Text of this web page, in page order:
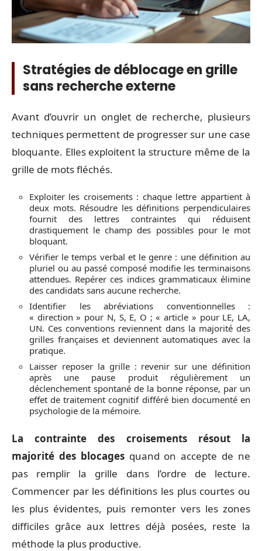
Stratégies de déblocage en grille
sans recherche externe
Avant d’ouvrir un onglet de recherche, plusieurs
techniques permettent de progresser sur une case
bloquante. Elles exploitent la structure même de la
grille de mots fléchés.
Exploiter les croisements : chaque lettre appartient à
deux mots. Résoudre les définitions perpendiculaires
fournit des lettres contraintes qui réduisent
drastiquement le champ des possibles pour le mot
bloquant.
Vérifier le temps verbal et le genre : une définition au
pluriel ou au passé composé modifie les terminaisons
attendues. Repérer ces indices grammaticaux élimine
des candidats sans aucune recherche.
Identifier les abréviations conventionnelles :
« direction » pour N, S, E, O ; « article » pour LE, LA,
UN. Ces conventions reviennent dans la majorité des
grilles françaises et deviennent automatiques avec la
pratique.
Laisser reposer la grille : revenir sur une définition
après une pause produit régulièrement un
déclenchement spontané de la bonne réponse, par un
effet de traitement cognitif différé bien documenté en
psychologie de la mémoire.
La contrainte des croisements résout la
majorité des blocagesquand on accepte de ne
pas remplir la grille dans l’ordre de lecture.
Commencer par les définitions les plus courtes ou
les plus évidentes, puis remonter vers les zones
difficiles grâce aux lettres déjà posées, reste la
méthode la plus productive.